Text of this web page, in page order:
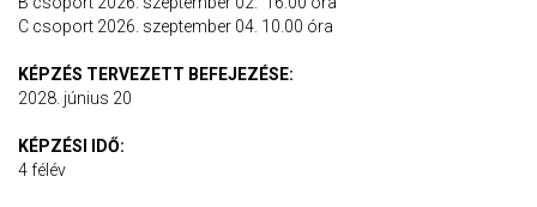
C csoport 2026. szeptember 04. 10.00 óra
KÉPZÉS TERVEZETT BEFEJEZÉSE:
2028. június 20
KÉPZÉSI IDŐ:
4 félév